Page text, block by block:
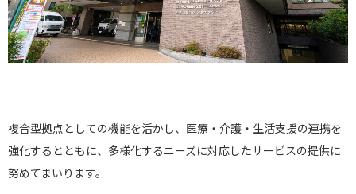
複合型拠点としての機能を活かし、医療・介護・生活支援の連携を
強化するとともに、多様化するニーズに対応したサービスの提供に
努めてまいります。